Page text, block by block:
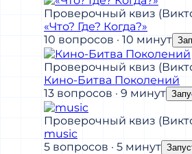
Проверочный квиз
«Что? Где? Когда?»
10 вопросов · 10 минут
Проверочный квиз
Кино-Битва Поколений
13 вопросов · 9 минут
Проверочный квиз
music
5 вопросов · 5 минут